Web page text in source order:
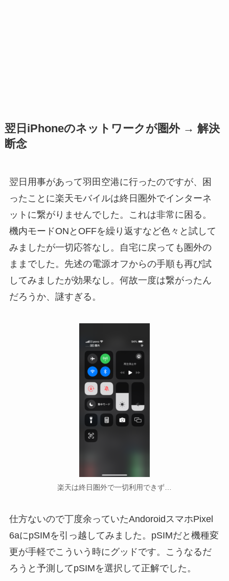
翌日iPhoneのネットワークが圏外 → 解決
断念
翌日用事があって羽田空港に行ったのですが、困
ったことに楽天モバイルは終日圏外でインターネ
ットに繋がりませんでした。これは非常に困る。
機内モードONとOFFを繰り返すなど色々と試して
みましたが一切応答なし。自宅に戻っても圏外の
ままでした。先述の電源オフからの手順も再び試
してみましたが効果なし。何故一度は繋がったん
だろうか、謎すぎる。
楽天は終日圏外で一切利用できず…
仕方ないので丁度余っていたAndoroidスマホPixel
6aにpSIMを引っ越してみました。pSIMだと機種変
更が手軽でこういう時にグッドです。こうなるだ
ろうと予測してpSIMを選択して正解でした。